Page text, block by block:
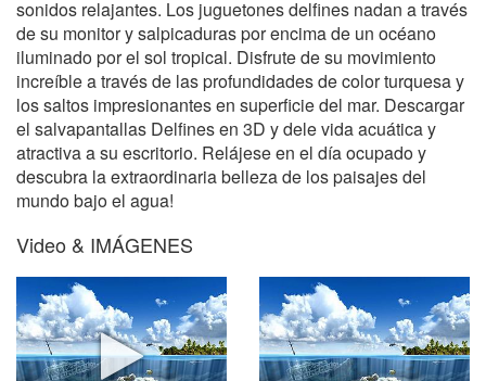
sonidos relajantes. Los juguetones delfines nadan a través
de su monitor y salpicaduras por encima de un océano
iluminado por el sol tropical. Disfrute de su movimiento
increíble a través de las profundidades de color turquesa y
los saltos impresionantes en superficie del mar. Descargar
el salvapantallas Delfines en 3D y dele vida acuática y
atractiva a su escritorio. Relájese en el día ocupado y
descubra la extraordinaria belleza de los paisajes del
mundo bajo el agua!
Video & IMÁGENES